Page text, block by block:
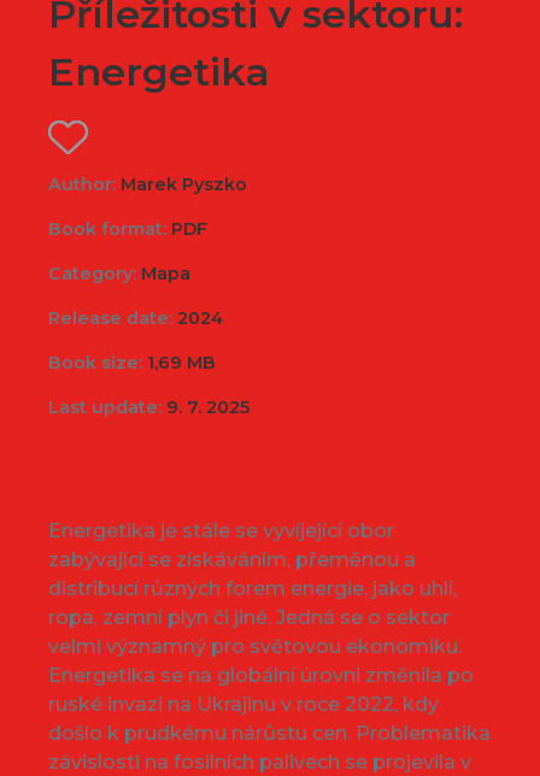
Příležitosti v sektoru:
Energetika
Author: Marek Pyszko
Book format: PDF
Category: Mapa
Release date: 2024
Book size: 1,69 MB
Last update: 9. 7. 2025
Energetika je stále se vyvíjející obor
zabývající se získáváním, přeměnou a
distribucí různých forem energie, jako uhlí,
ropa, zemní plyn či jiné. Jedná se o sektor
velmi významný pro světovou ekonomiku.
Energetika se na globální úrovni změnila po
ruské invazi na Ukrajinu v roce 2022, kdy
došlo k prudkému nárůstu cen. Problematika
závislosti na fosilních palivech se projevila v